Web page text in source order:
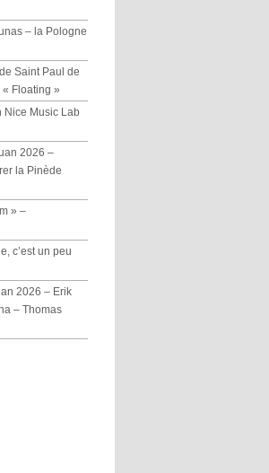
– la Pologne
Saint Paul de
Floating »
Nice Music Lab
2026 –
la Pinède
» –
c’est un peu
2026 – Erik
– Thomas